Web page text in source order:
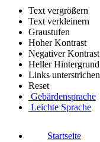
Text vergrößern
Text verkleinern
Graustufen
Hoher Kontrast
Negativer Kontrast
Heller Hintergrund
Links unterstrichen
Reset
Gebärdensprache
Leichte Sprache
Startseite